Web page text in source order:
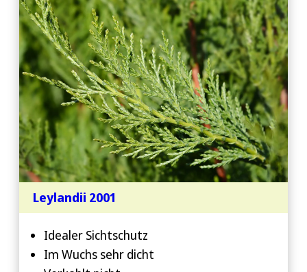
Leylandii 2001
Idealer Sichtschutz
Im Wuchs sehr dicht